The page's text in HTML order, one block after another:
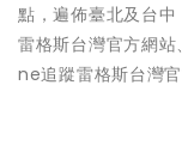
點，遍佈臺北及台
雷格斯台灣官方網
ne追蹤雷格斯台灣